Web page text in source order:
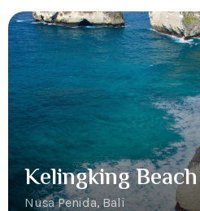
Kelingking Beach
Nusa Penida, Bali